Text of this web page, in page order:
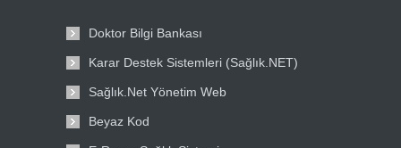
Doktor Bilgi Bankası
Karar Destek Sistemleri (Sağlık.NET)
Sağlık.Net Yönetim Web
Beyaz Kod